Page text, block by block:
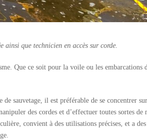
que technicien en accès sur corde.
Que ce soit pour la voile ou les
sauvetage, il est préférable de se concentrer
des cordes et d’effectuer toutes sortes
convient à des utilisations précises, et a